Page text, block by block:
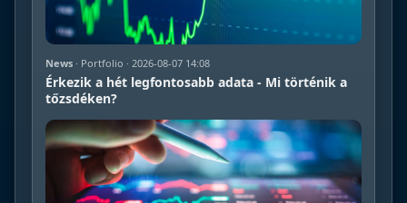
News · Portfolio · 2026-08-07 14:08
Érkezik a hét legfontosabb adata - Mi történik a
tőzsdéken?